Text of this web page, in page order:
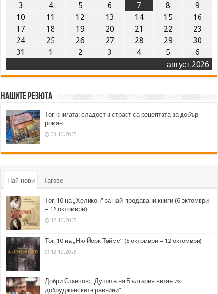
август 2026
3 4 5 6 7 8
9
10
11 12 13 14 15
16
17
18 19 20 21 22
23
24
25 26 27 28 29
30
31
1 2 3 4 5 6
Нашите ревюта
Топ книгата: сладост и страст са рецептата за добър
роман
03.10.2025
Най-нови Тагове
Топ 10 на „Хеликон” за най-продавани книги (6 октомври
– 12 октомври)
12.10.2025
Топ 10 на „Ню Йорк Таймс” (6 октомври – 12 октомври)
12.10.2025
Добри Станчов: „Душата на България витае из
добруджанските равнини“